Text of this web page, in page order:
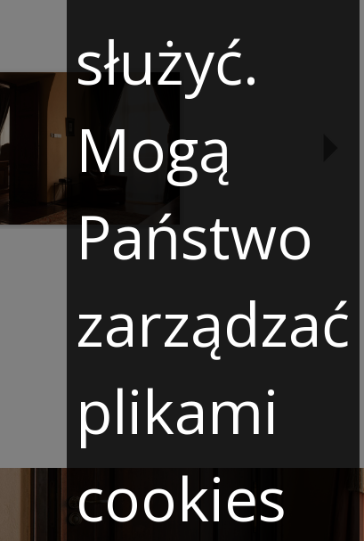
służyć.
Mogą
Państwo
zarządzać
plikami
cookies